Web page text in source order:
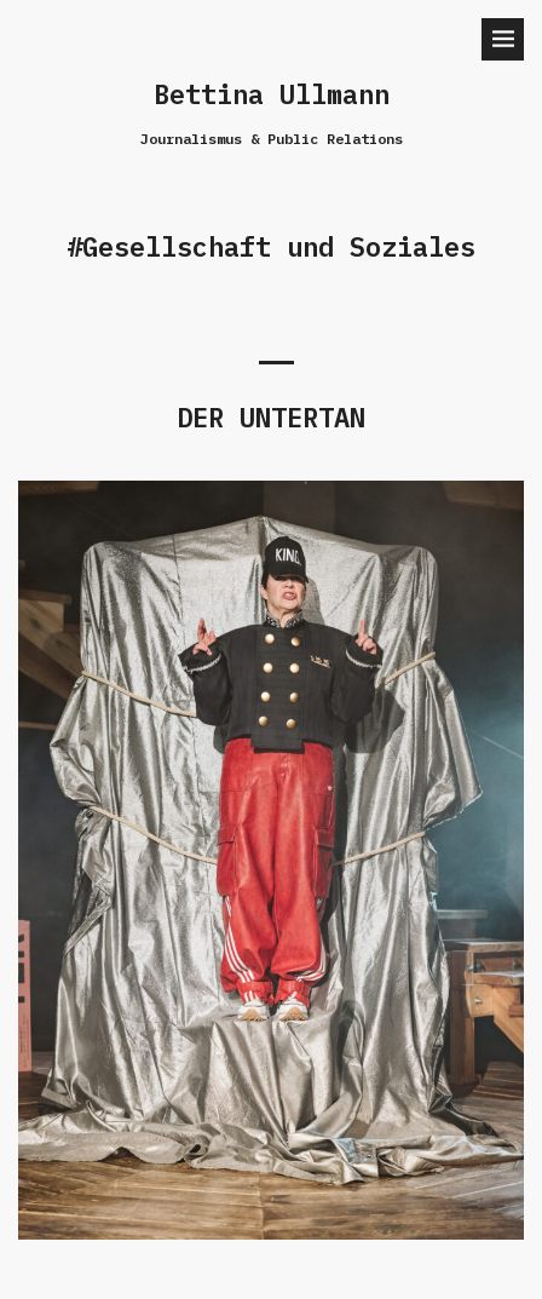
Bettina Ullmann
Journalismus & Public Relations
Gesellschaft und Soziales
DER UNTERTAN